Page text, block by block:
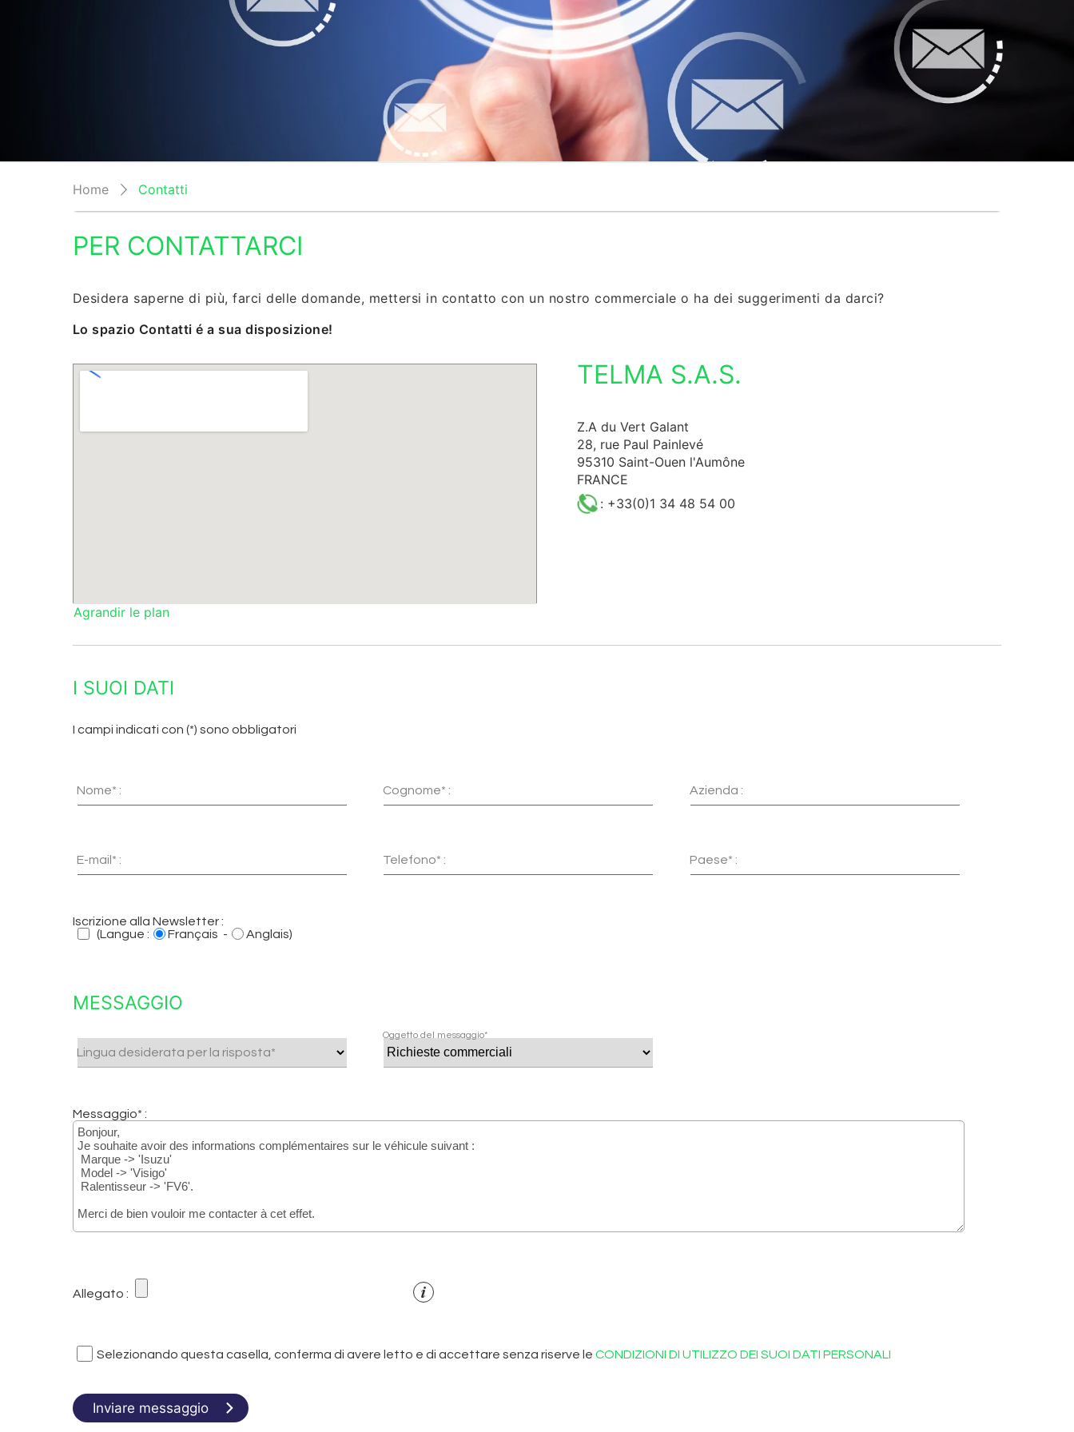
Home Contatti
PER CONTATTARCI
Desidera saperne di più, farci delle domande, mettersi in contatto con un nostro commerciale o ha dei suggerimenti da darci?
Lo spazio Contatti é a sua disposizione!
Agrandir le plan
TELMA S.A.S.
Z.A du Vert Galant
28, rue Paul Painlevé
95310 Saint-Ouen l'Aumône
FRANCE
: +33(0)1 34 48 54 00
I SUOI DATI
I campi indicati con (*) sono obbligatori
Nome* : Cognome* : Azienda :
E-mail* : Telefono* : Paese* :
Iscrizione alla Newsletter :
(Langue :
Français - Anglais)
MESSAGGIO
Lingua desiderata per la risposta*
Oggetto del messaggio*
Messaggio* :
Allegato :
Selezionando questa casella, conferma di avere letto e di accettare senza riserve le CONDIZIONI DI UTILIZZO DEI SUOI DATI PERSONALI
Inviare messaggio